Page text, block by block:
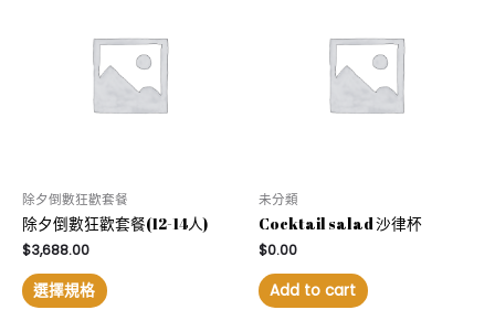
除夕倒數狂歡套餐
除夕倒數狂歡套餐(12-14人)
$3,688.00
選擇規格
未分類
Cocktail salad 沙律杯
$0.00
Add to cart